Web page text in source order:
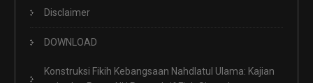
Disclaimer
DOWNLOAD
Konstruksi Fikih Kebangsaan Nahdlatul Ulama: Kajian